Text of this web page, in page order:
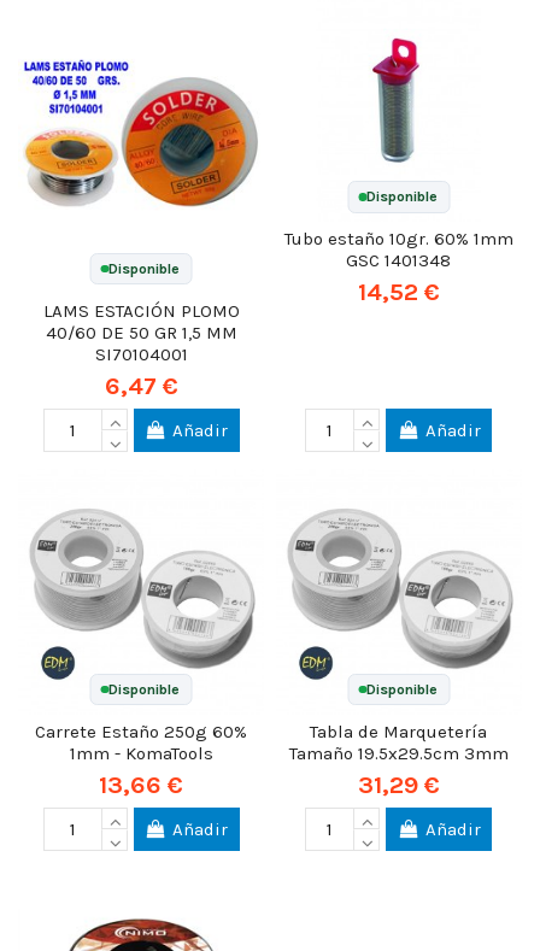
Disponible
LAMS ESTACIÓN PLOMO
40/60 DE 50 GR 1,5 MM
SI70104001
6,47 €
Añadir
Disponible
Tubo estaño 10gr. 60% 1mm
GSC 1401348
14,52 €
Añadir
Disponible
Carrete Estaño 250g 60%
1mm - KomaTools
13,66 €
Añadir
Disponible
Tabla de Marquetería
Tamaño 19.5x29.5cm 3mm
31,29 €
Añadir